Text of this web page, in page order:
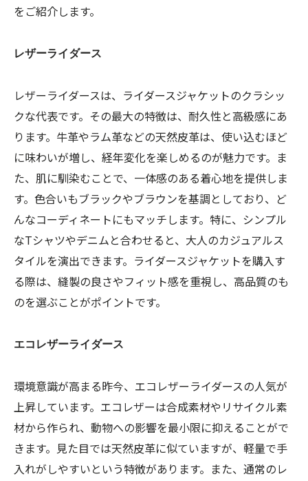
をご紹介します。
レザーライダース
レザーライダースは、ライダースジャケットのクラシッ
クな代表です。その最大の特徴は、耐久性と高級感にあ
ります。牛革やラム革などの天然皮革は、使い込むほど
に味わいが増し、経年変化を楽しめるのが魅力です。ま
た、肌に馴染むことで、一体感のある着心地を提供しま
す。色合いもブラックやブラウンを基調としており、ど
んなコーディネートにもマッチします。特に、シンプル
なTシャツやデニムと合わせると、大人のカジュアルス
タイルを演出できます。ライダースジャケットを購入す
る際は、縫製の良さやフィット感を重視し、高品質のも
のを選ぶことがポイントです。
エコレザーライダース
環境意識が高まる昨今、エコレザーライダースの人気が
上昇しています。エコレザーは合成素材やリサイクル素
材から作られ、動物への影響を最小限に抑えることがで
きます。見た目では天然皮革に似ていますが、軽量で手
入れがしやすいという特徴があります。また、通常のレ